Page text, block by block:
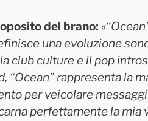
del brano:
una evoluzione
club culture e il pop
“Ocean” rappresenta la
per veicolare
perfettamente la mia